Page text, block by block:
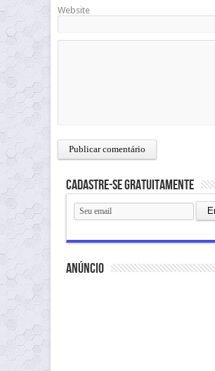
Website
Cadastre-se gratuitamente
anúncio